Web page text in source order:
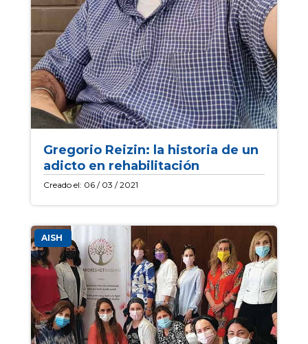
Gregorio Reizin: la historia de un
adicto en rehabilitación
Creado el: 06 / 03 / 2021
AISH